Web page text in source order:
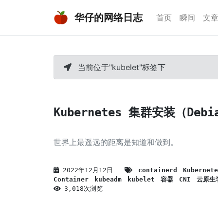
华仔的网络日志 首页 瞬间 文
当前位于"kubelet"标签下
Kubernetes 集群安装（
世界上最遥远的距离是知道和做到。
2022年12月12日 containerd
Container
kubeadm kubelet 容器 CNI
云原生
3,018次浏览